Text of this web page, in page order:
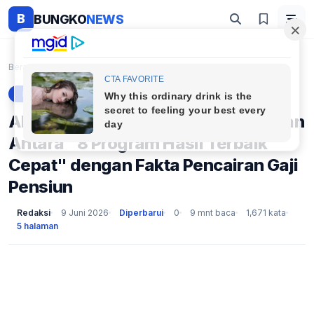
B BUNGKONEWS
Beranda
BERITA
Akhirnya Terjawab! Inilah Perbedaan
Antara "8 Program Hasil Terbaik
Cepat" dengan Fakta Pencairan Gaji
Pensiun
Redaksi 9 Juni 2026 Diperbarui 0 9 mnt baca
1,671 kata
5 halaman